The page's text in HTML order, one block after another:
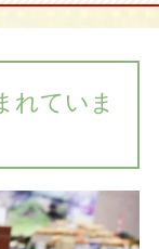
れていま